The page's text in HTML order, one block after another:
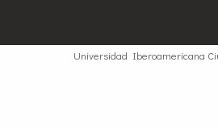
Universidad Iberoamericana